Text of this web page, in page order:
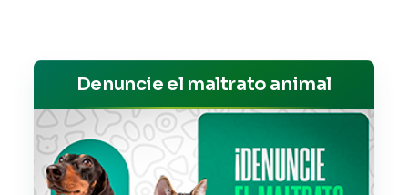
Denuncie el maltrato animal